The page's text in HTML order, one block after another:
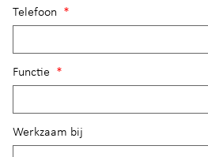
Telefoon *
Functie *
Werkzaam bij